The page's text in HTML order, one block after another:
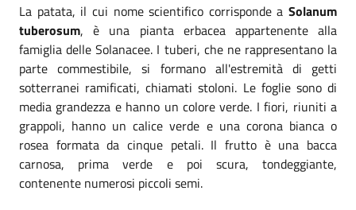
La patata, il cui nome scientifico corrisponde a Solanum
tuberosum, è una pianta erbacea appartenente alla
famiglia delle Solanacee. I tuberi, che ne rappresentano la
parte commestibile, si formano all'estremità di getti
sotterranei ramificati, chiamati stoloni. Le foglie sono di
media grandezza e hanno un colore verde. I fiori, riuniti a
grappoli, hanno un calice verde e una corona bianca o
rosea formata da cinque petali. Il frutto è una bacca
carnosa, prima verde e poi scura, tondeggiante,
contenente numerosi piccoli semi.